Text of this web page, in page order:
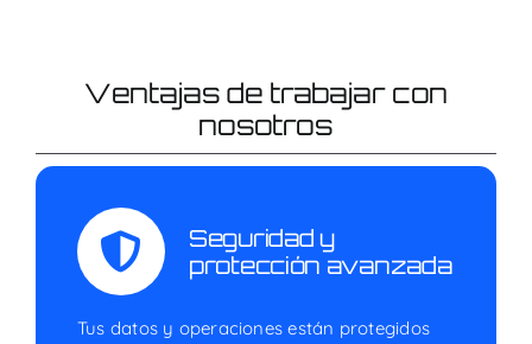
Ventajas de trabajar con
nosotros
Seguridad y
protección avanzada
Tus datos y operaciones están protegidos